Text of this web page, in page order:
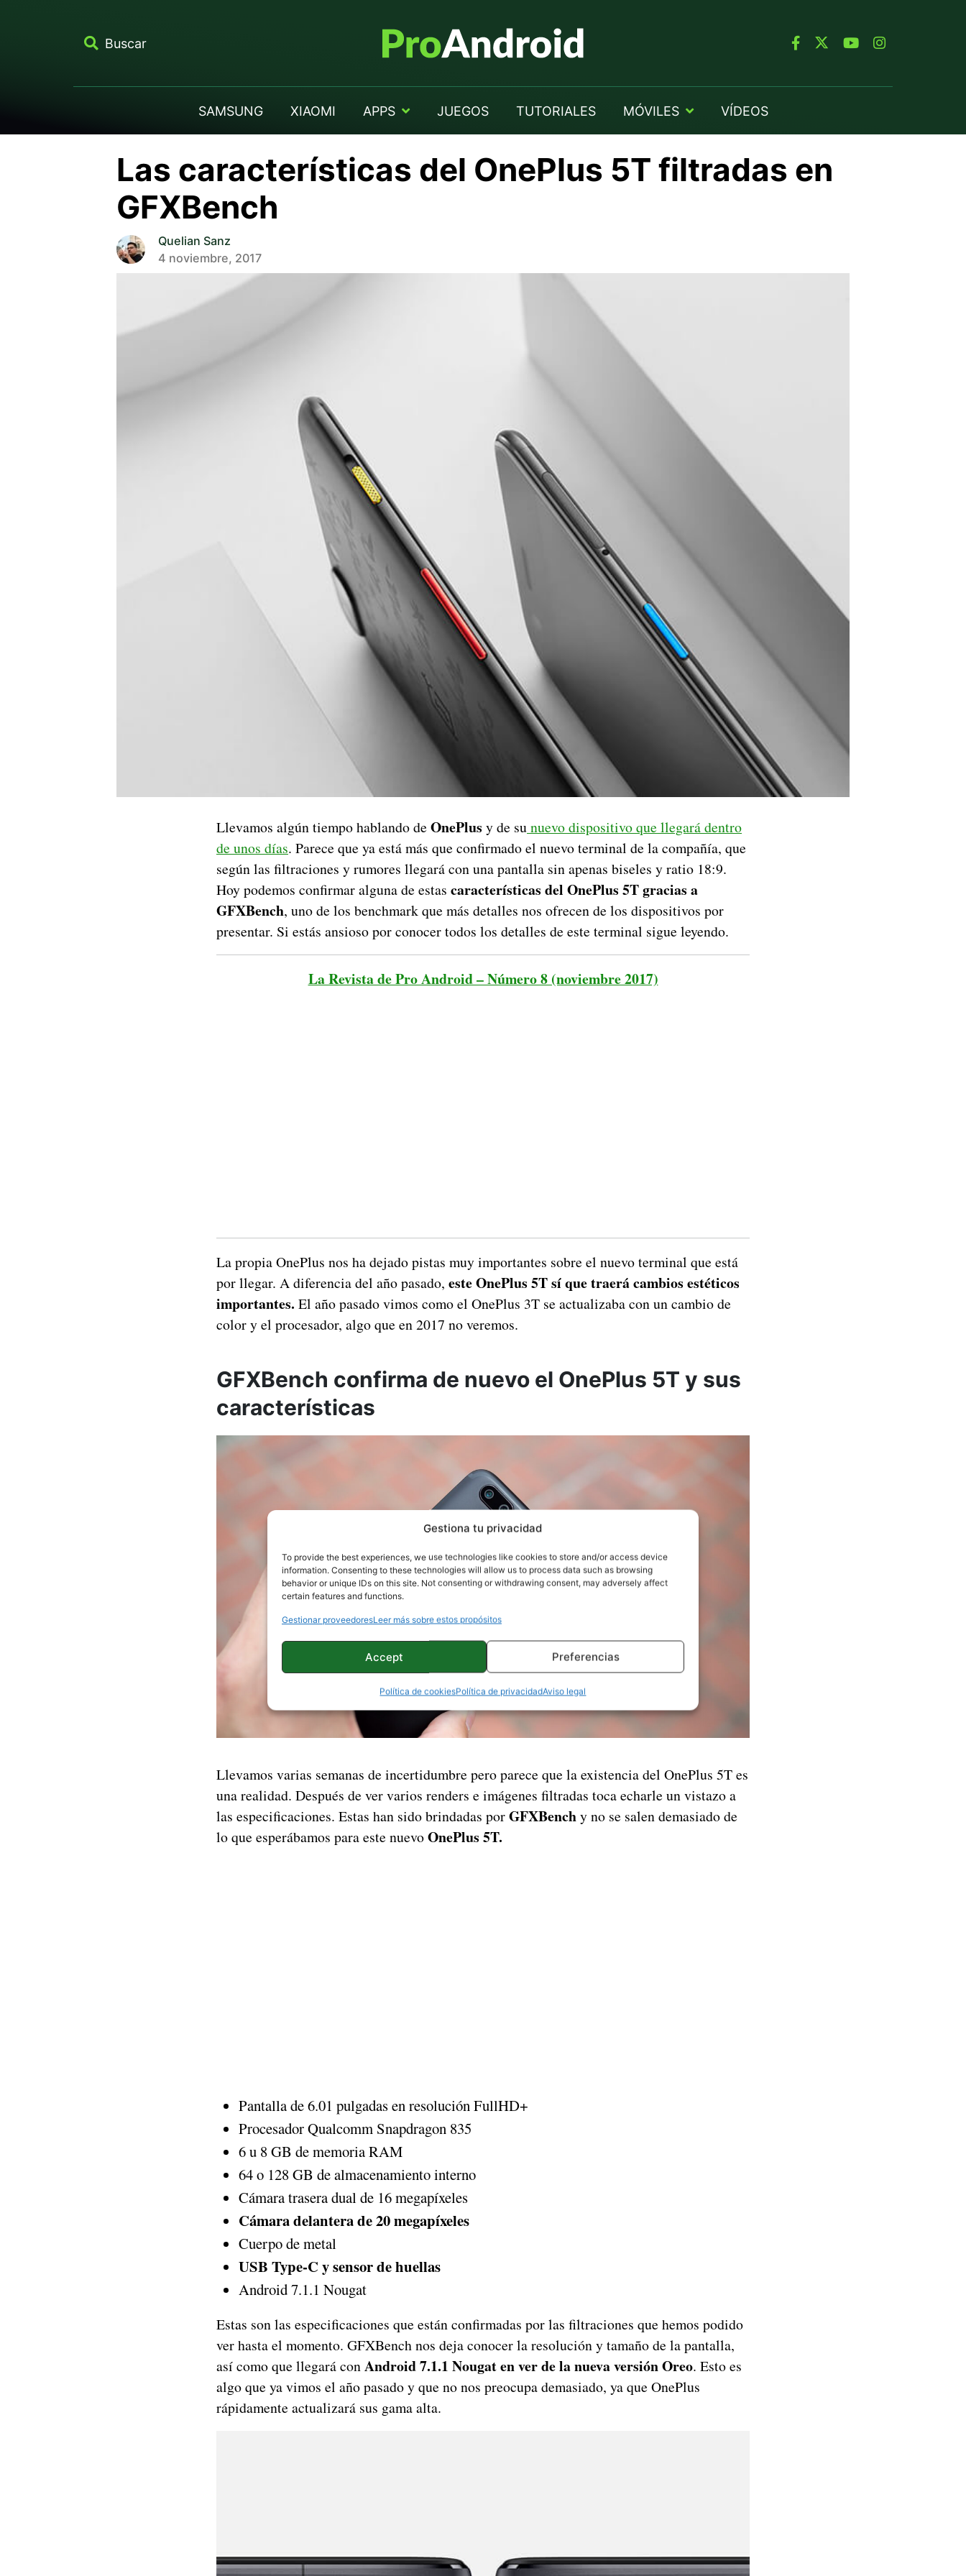
Gestiona tu privacidad
To provide the best experiences, we use technologies like cookies to store and/or access device
information. Consenting to these technologies will allow us to process data such as browsing
behavior or unique IDs on this site. Not consenting or withdrawing consent, may adversely affect
certain features and functions.
Gestionar proveedoresLeer más sobre estos propósitos
Accept Preferencias
Política de cookiesPolítica de privacidadAviso legal
Buscar
SAMSUNG XIAOMI APPS JUEGOS TUTORIALES MÓVILES VÍDEOS
Las características del OnePlus 5T filtradas en
GFXBench
Quelian Sanz
4 noviembre, 2017
Llevamos algún tiempo hablando de OnePlus y de sunuevo dispositivo que llegará dentro
de unos días. Parece que ya está más que confirmado el nuevo terminal de la compañía, que
según las filtraciones y rumores llegará con una pantalla sin apenas biseles y ratio 18:9.
Hoy podemos confirmar alguna de estas características del OnePlus 5T gracias a
GFXBench, uno de los benchmark que más detalles nos ofrecen de los dispositivos por
presentar. Si estás ansioso por conocer todos los detalles de este terminal sigue leyendo.
La Revista de Pro Android – Número 8 (noviembre 2017)
La propia OnePlus nos ha dejado pistas muy importantes sobre el nuevo terminal que está
por llegar. A diferencia del año pasado, este OnePlus 5T sí que traerá cambios estéticos
importantes. El año pasado vimos como el OnePlus 3T se actualizaba con un cambio de
color y el procesador, algo que en 2017 no veremos.
GFXBench confirma de nuevo el OnePlus 5T y sus
características
Llevamos varias semanas de incertidumbre pero parece que la existencia del OnePlus 5T es
una realidad. Después de ver varios renders e imágenes filtradas toca echarle un vistazo a
las especificaciones. Estas han sido brindadas porGFXBenchy no se salen demasiado de
lo que esperábamos para este nuevoOnePlus 5T.
Pantalla de 6.01 pulgadas en resolución FullHD+
Procesador Qualcomm Snapdragon 835
6 u 8 GB de memoria RAM
64 o 128 GB de almacenamiento interno
Cámara trasera dual de 16 megapíxeles
Cámara delantera de 20 megapíxeles
Cuerpo de metal
USB Type-C y sensor de huellas
Android 7.1.1 Nougat
Estas son las especificaciones que están confirmadas por las filtraciones que hemos podido
ver hasta el momento. GFXBench nos deja conocer la resolución y tamaño de la pantalla,
así como que llegará conAndroid 7.1.1 Nougat en ver de la nueva versión Oreo. Esto es
algo que ya vimos el año pasado y que no nos preocupa demasiado, ya que OnePlus
rápidamente actualizará sus gama alta.